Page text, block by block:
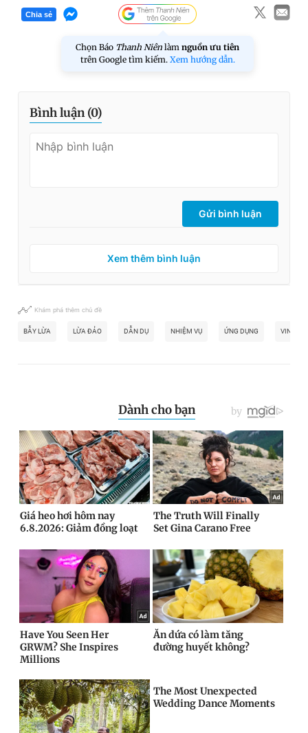
Chia sẻ
Chọn Báo Thanh Niên làm nguồn ưu tiên
trên Google tìm kiếm. Xem hướng dẫn.
Bình luận (0)
Gửi bình luận
Xem thêm bình luận
Khám phá thêm chủ đề
BẪY LỪA LỪA ĐẢO DẪN DỤ NHIỆM VỤ ỨNG DỤNG VINCOM